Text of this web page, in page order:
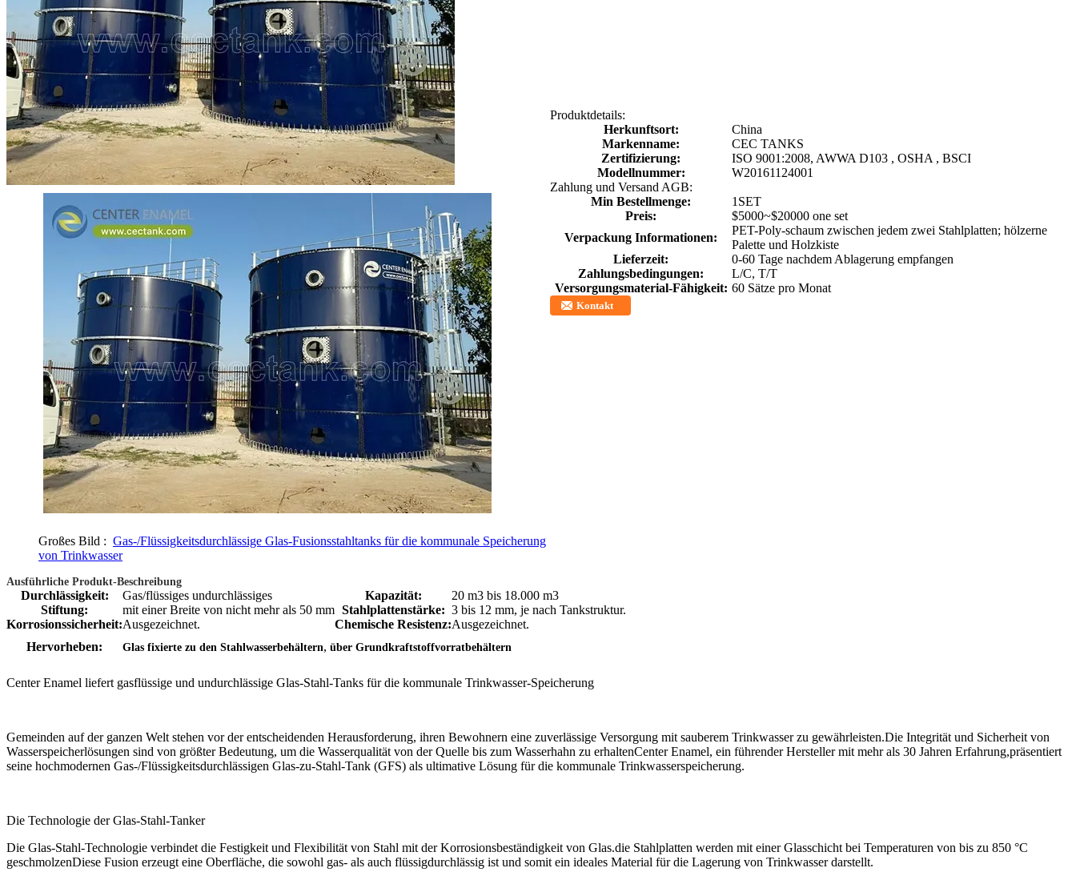
Großes Bild : Gas-/Flüssigkeitsdurchlässige Glas-Fusionsstahltanks für die kommunale Speicherung
von Trinkwasser
Produktdetails:
Herkunftsort:
China
Markenname:
CEC TANKS
Zertifizierung:
ISO 9001:2008, AWWA D103 , OSHA , BSCI
Modellnummer:
W20161124001
Zahlung und Versand AGB:
Min Bestellmenge:
1SET
Preis:
$5000~$20000 one set
Verpackung Informationen:
PET-Poly-schaum zwischen jedem zwei Stahlplatten; hölzerne
Palette und Holzkiste
Lieferzeit:
0-60 Tage nachdem Ablagerung empfangen
Zahlungsbedingungen:
L/C, T/T
Versorgungsmaterial-Fähigkeit: 60 Sätze pro Monat
Kontakt
Ausführliche Produkt-Beschreibung
Durchlässigkeit: Gas/flüssiges undurchlässiges Kapazität:
20 m3 bis 18.000 m3
Stiftung:
mit einer Breite von nicht mehr als 50 mm Stahlplattenstärke: 3 bis 12 mm, je nach Tankstruktur.
Korrosionssicherheit:Ausgezeichnet. Chemische Resistenz:Ausgezeichnet.
Hervorheben:
Glas fixierte zu den Stahlwasserbehältern, über Grundkraftstoffvorratbehältern
Center Enamel liefert gasflüssige und undurchlässige Glas-Stahl-Tanks für die kommunale Trinkwasser-Speicherung
Gemeinden auf der ganzen Welt stehen vor der entscheidenden Herausforderung, ihren Bewohnern eine zuverlässige Versorgung mit sauberem Trinkwasser zu gewährleisten.Die Integrität und Sicherheit von
Wasserspeicherlösungen sind von größter Bedeutung, um die Wasserqualität von der Quelle bis zum Wasserhahn zu erhaltenCenter Enamel, ein führender Hersteller mit mehr als 30 Jahren Erfahrung,präsentiert
seine hochmodernen Gas-/Flüssigkeitsdurchlässigen Glas-zu-Stahl-Tank (GFS) als ultimative Lösung für die kommunale Trinkwasserspeicherung.
Die Technologie der Glas-Stahl-Tanker
Die Glas-Stahl-Technologie verbindet die Festigkeit und Flexibilität von Stahl mit der Korrosionsbeständigkeit von Glas.die Stahlplatten werden mit einer Glasschicht bei Temperaturen von bis zu 850 °C
geschmolzenDiese Fusion erzeugt eine Oberfläche, die sowohl gas- als auch flüssigdurchlässig ist und somit ein ideales Material für die Lagerung von Trinkwasser darstellt.